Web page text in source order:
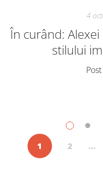
4
În curând:
stilului
1 2 …